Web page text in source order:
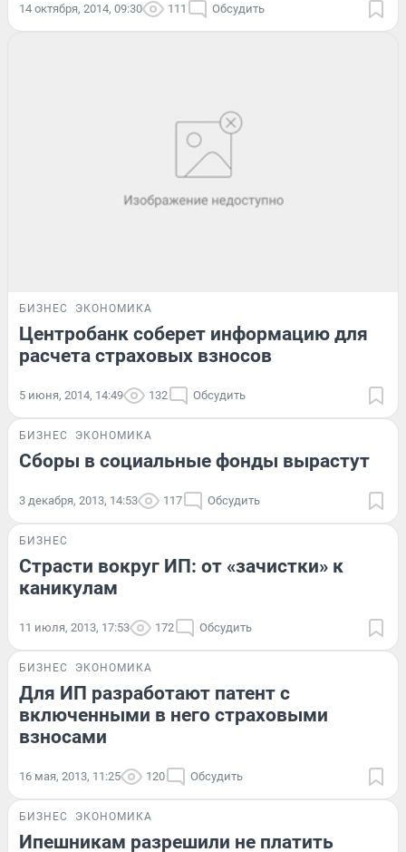
14 октября, 2014, 09:30 111 Обсудить
БИЗНЕС ЭКОНОМИКА
Центробанк соберет информацию для
расчета страховых взносов
5 июня, 2014, 14:49 132 Обсудить
БИЗНЕС ЭКОНОМИКА
Сборы в социальные фонды вырастут
3 декабря, 2013, 14:53 117 Обсудить
БИЗНЕС
Страсти вокруг ИП: от «зачистки» к
каникулам
11 июля, 2013, 17:53 172 Обсудить
БИЗНЕС ЭКОНОМИКА
Для ИП разработают патент с
включенными в него страховыми
взносами
16 мая, 2013, 11:25 120 Обсудить
БИЗНЕС ЭКОНОМИКА
Ипешникам разрешили не платить